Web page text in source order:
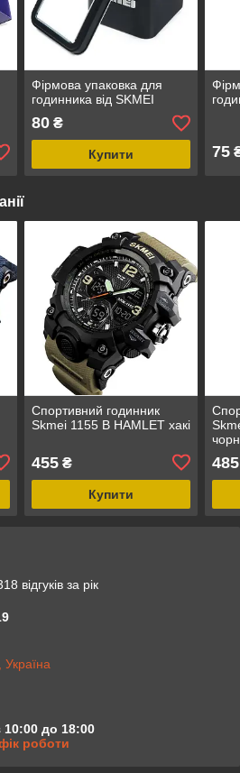
Фірмова упаковка для
годинника від SKMEI
80₴
Купити 75
Спортивний годинник
Skmei 1155 B HAMLET хакі
455₴
Купити
485
відгуків за рік
10:00 до 18:00
роботи